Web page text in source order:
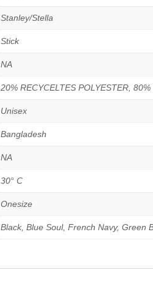
Stanley/Stella
Stick
NA
20% RECYCELTES POLYESTER,
Unisex
Bangladesh
NA
30° C
Onesize
Black, Blue Soul, French Navy, Green